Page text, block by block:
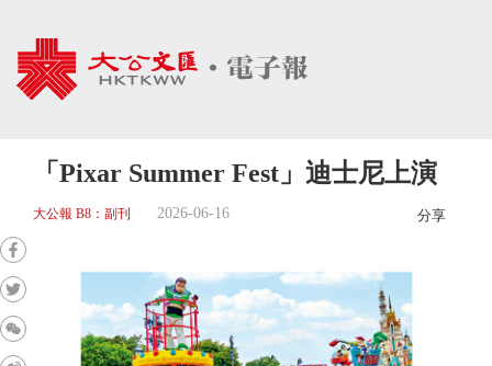
「Pixar Summer Fest」迪士尼上演
大公報 B8：副刊 2026-06-16 分享